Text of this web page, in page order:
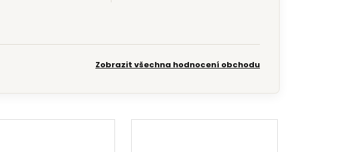
Zobrazit všechna hodnocení obchodu